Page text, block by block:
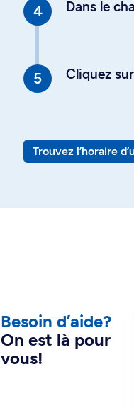
Dans le
Cliquez
Trouvez l’horaire
Besoin d’aide?
On est là pour
vous!